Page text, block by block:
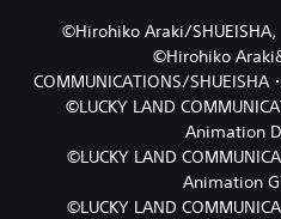
©Hirohiko Araki/SHUEISHA
©Hirohiko
COMMUNICATIONS/SHUEISHA
©LUCKY LAND
Animation
©LUCKY LAND
Animation
©LUCKY LAND